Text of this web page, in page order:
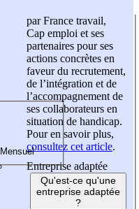
par France travail,
Cap emploi et ses
partenaires pour ses
actions concrètes en
faveur du recrutement,
de l’intégration et de
l’accompagnement de
ses collaborateurs en
situation de handicap.
Pour en savoir plus,
consultez cet article.
Entreprise adaptée
Qu'est-ce qu'une
entreprise adaptée
?